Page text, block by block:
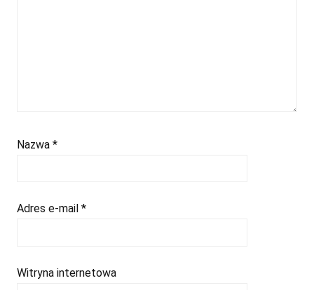
Nazwa *
Adres e-mail *
Witryna internetowa